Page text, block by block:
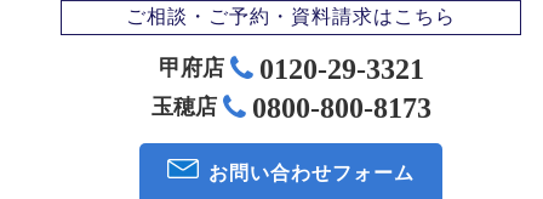
ご相談・ご予約・資料請求はこちら
甲府店 0120-29-3321
玉穂店 0800-800-8173
お問い合わせフォーム